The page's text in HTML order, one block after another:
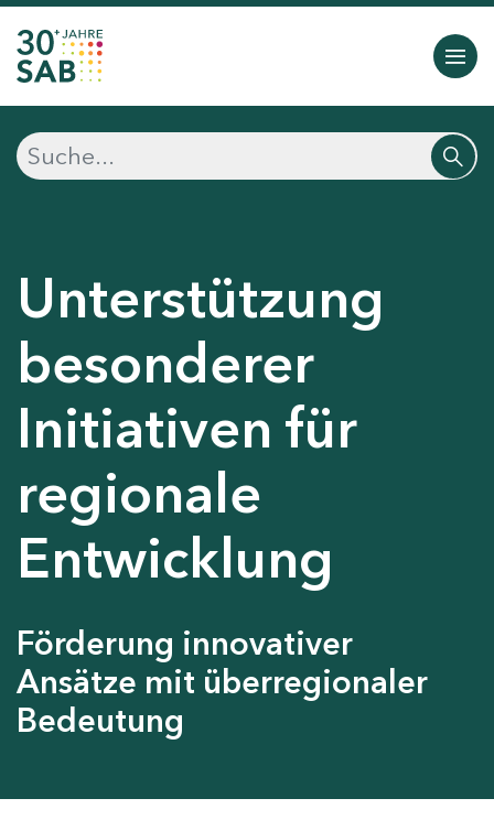
Unterstützung
besonderer
Initiativen für
regionale
Entwicklung
Förderung innovativer
Ansätze mit überregionaler
Bedeutung